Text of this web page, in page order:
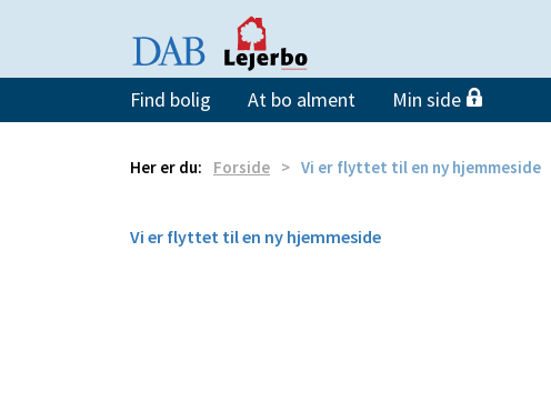
Find bolig At bo alment Min side
Her er du: Forside Vi er flyttet til en ny hjemmeside
Vi er flyttet til en ny hjemmeside